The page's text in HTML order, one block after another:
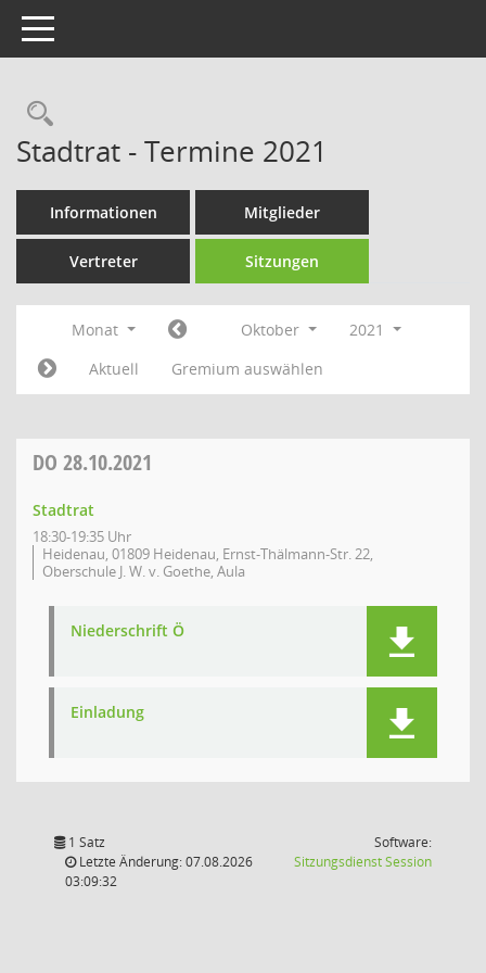
Toggle navigation
Rechercheauswahl
Stadtrat - Termine 2021
Informationen Mitglieder
Vertreter Sitzungen
Monat Oktober
2021
Aktuell
Gremium auswählen
DO 28.10.2021
Stadtrat
18:30-19:35 Uhr
Heidenau, 01809 Heidenau, Ernst-Thälmann-Str. 22,
Oberschule J. W. v. Goethe, Aula
Niederschrift Ö
Einladung
1 Satz
Letzte Änderung: 07.08.2026
03:09:32
Software:
SitzungsdienstSession(Wird in